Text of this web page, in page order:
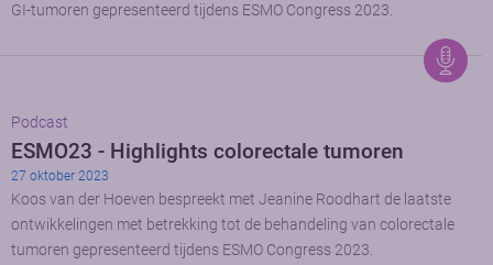
GI-tumoren gepresenteerd tijdens ESMO Congress 2023.
Podcast
ESMO23 - Highlights colorectale tumoren
27 oktober 2023
Koos van der Hoeven bespreekt met Jeanine Roodhart de laatste
ontwikkelingen met betrekking tot de behandeling van colorectale
tumoren gepresenteerd tijdens ESMO Congress 2023.